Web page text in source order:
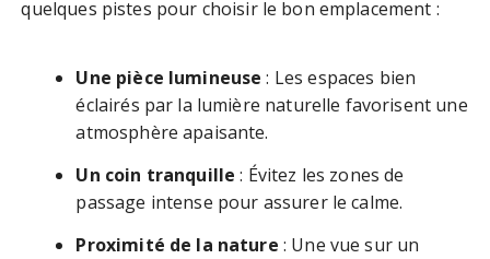
quelques pistes pour choisir le bon emplacement :
Une pièce lumineuse : Les espaces bien
éclairés par la lumière naturelle favorisent une
atmosphère apaisante.
Un coin tranquille : Évitez les zones de
passage intense pour assurer le calme.
Proximité de la nature : Une vue sur un